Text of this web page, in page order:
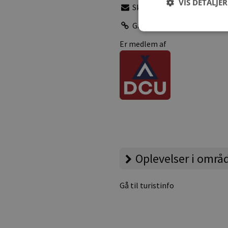
Skriv e-mail
Gå til pladsens hjemmeside
Er medlem af
Oplevelser i
Gå til turistinfo
VIS DETALJER